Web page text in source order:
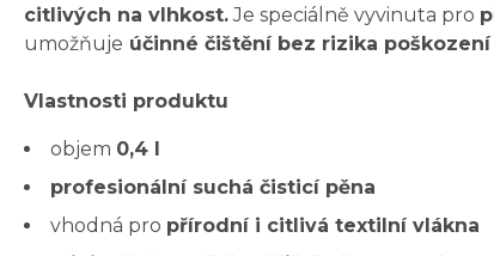
citlivých na vlhkost.Je speciálně vyvinuta pro
umožňuje účinné čištění bez rizika
Vlastnosti produktu
objem 0,4 l
profesionální suchá čisticí pěna
vhodná pro přírodní i citlivá textilní vlákna